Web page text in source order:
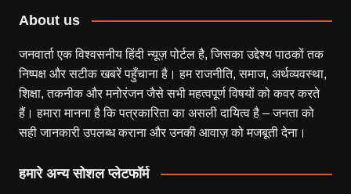
About us
जनवार्ता एक विश्वसनीय हिंदी न्यूज़ पोर्टल है, जिसका उद्देश्य पाठकों तक
निष्पक्ष और सटीक खबरें पहुँचाना है। हम राजनीति, समाज, अर्थव्यवस्था,
शिक्षा, तकनीक और मनोरंजन जैसे सभी महत्वपूर्ण विषयों को कवर करते
हैं। हमारा मानना है कि पत्रकारिता का असली दायित्व है – जनता को
सही जानकारी उपलब्ध कराना और उनकी आवाज़ को मजबूती देना।
हमारे अन्य सोशल प्लेटफॉर्म